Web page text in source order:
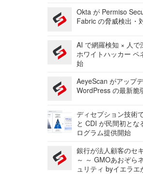
Okta が Permiso
Fabric の脅威検出・
AI で網羅検知 × 人
ホワイトハッカー ペ
始
AeyeScan がアップ
WordPress の最新脆
ディセプション技術
と CDI が民間初と
ログラム提供開始
銀行が法人顧客のセ
～ ～ GMOあおぞら
ュリティ byイエラエ